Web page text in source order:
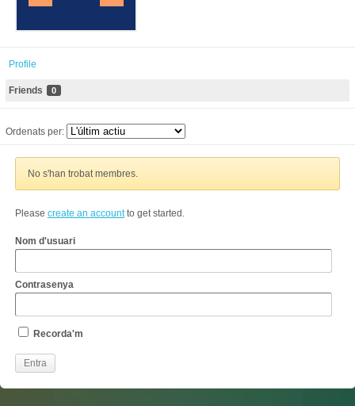
Profile
Friends 0
Ordenats per:
No s'han trobat membres.
Please create an accountto get started.
Nom d'usuari
Contrasenya
Recorda'm